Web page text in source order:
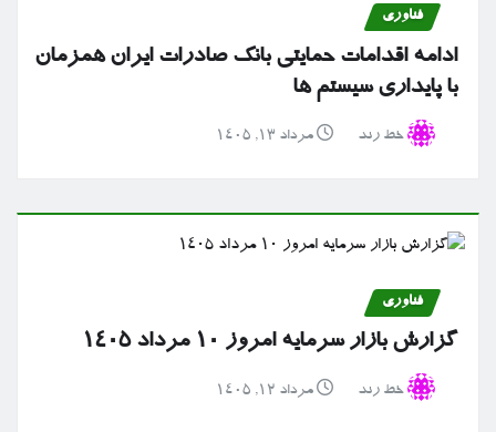
فناوری
ادامه اقدامات حمایتی بانک صادرات ایران همزمان
با پایداری سیستم ها
خط رند مرداد ۱۳, ۱۴۰۵
فناوری
گزارش بازار سرمایه امروز ۱۰ مرداد ۱۴۰۵
خط رند مرداد ۱۲, ۱۴۰۵